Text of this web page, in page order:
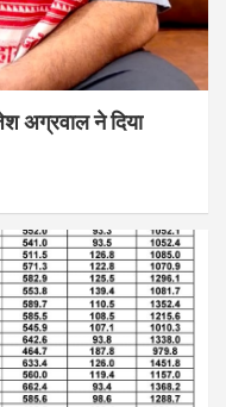
अग्रवाल ने दिया